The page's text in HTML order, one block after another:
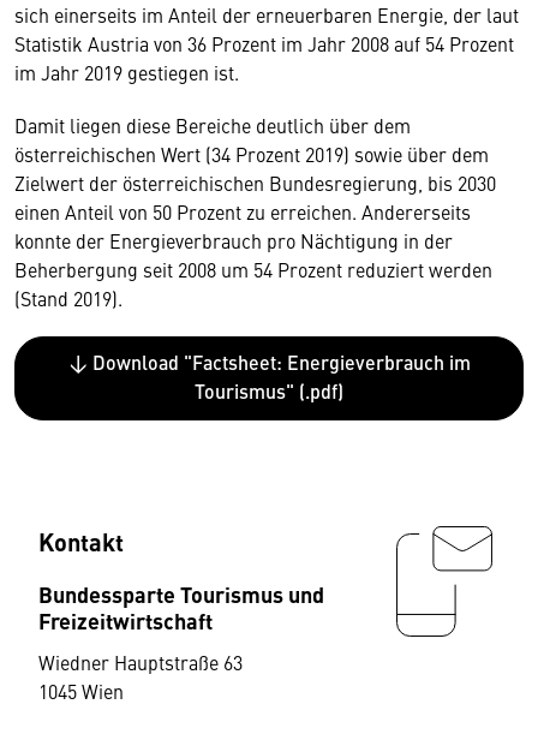
sich einerseits im Anteil der erneuerbaren Energie, der laut
Statistik Austria von 36 Prozent im Jahr 2008 auf 54 Prozent
im Jahr 2019 gestiegen ist.
Damit liegen diese Bereiche deutlich über dem
österreichischen Wert (34 Prozent 2019) sowie über dem
Zielwert der österreichischen Bundesregierung, bis 2030
einen Anteil von 50 Prozent zu erreichen. Andererseits
konnte der Energieverbrauch pro Nächtigung in der
Beherbergung seit 2008 um 54 Prozent reduziert werden
(Stand 2019).
↓ Download "Factsheet: Energieverbrauch im
Tourismus" (.pdf)
Kontakt
Bundessparte Tourismus und
Freizeitwirtschaft
Wiedner Hauptstraße 63
1045 Wien